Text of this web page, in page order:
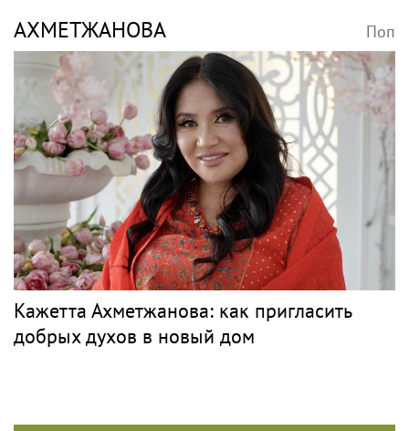
АХМЕТЖАНОВА Поп
Кажетта Ахметжанова: как пригласить
добрых духов в новый дом